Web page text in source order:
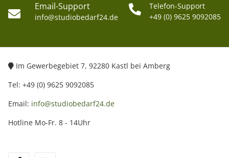
Email-Support
info@studiobedarf24.de
Telefon-Support
+49 (0) 9625 9092085
Im Gewerbegebiet 7, 92280 Kastl bei Amberg
Tel: +49 (0) 9625 9092085
Email: info@studiobedarf24.de
Hotline Mo-Fr. 8 - 14Uhr